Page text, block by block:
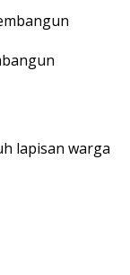
lapisan warga